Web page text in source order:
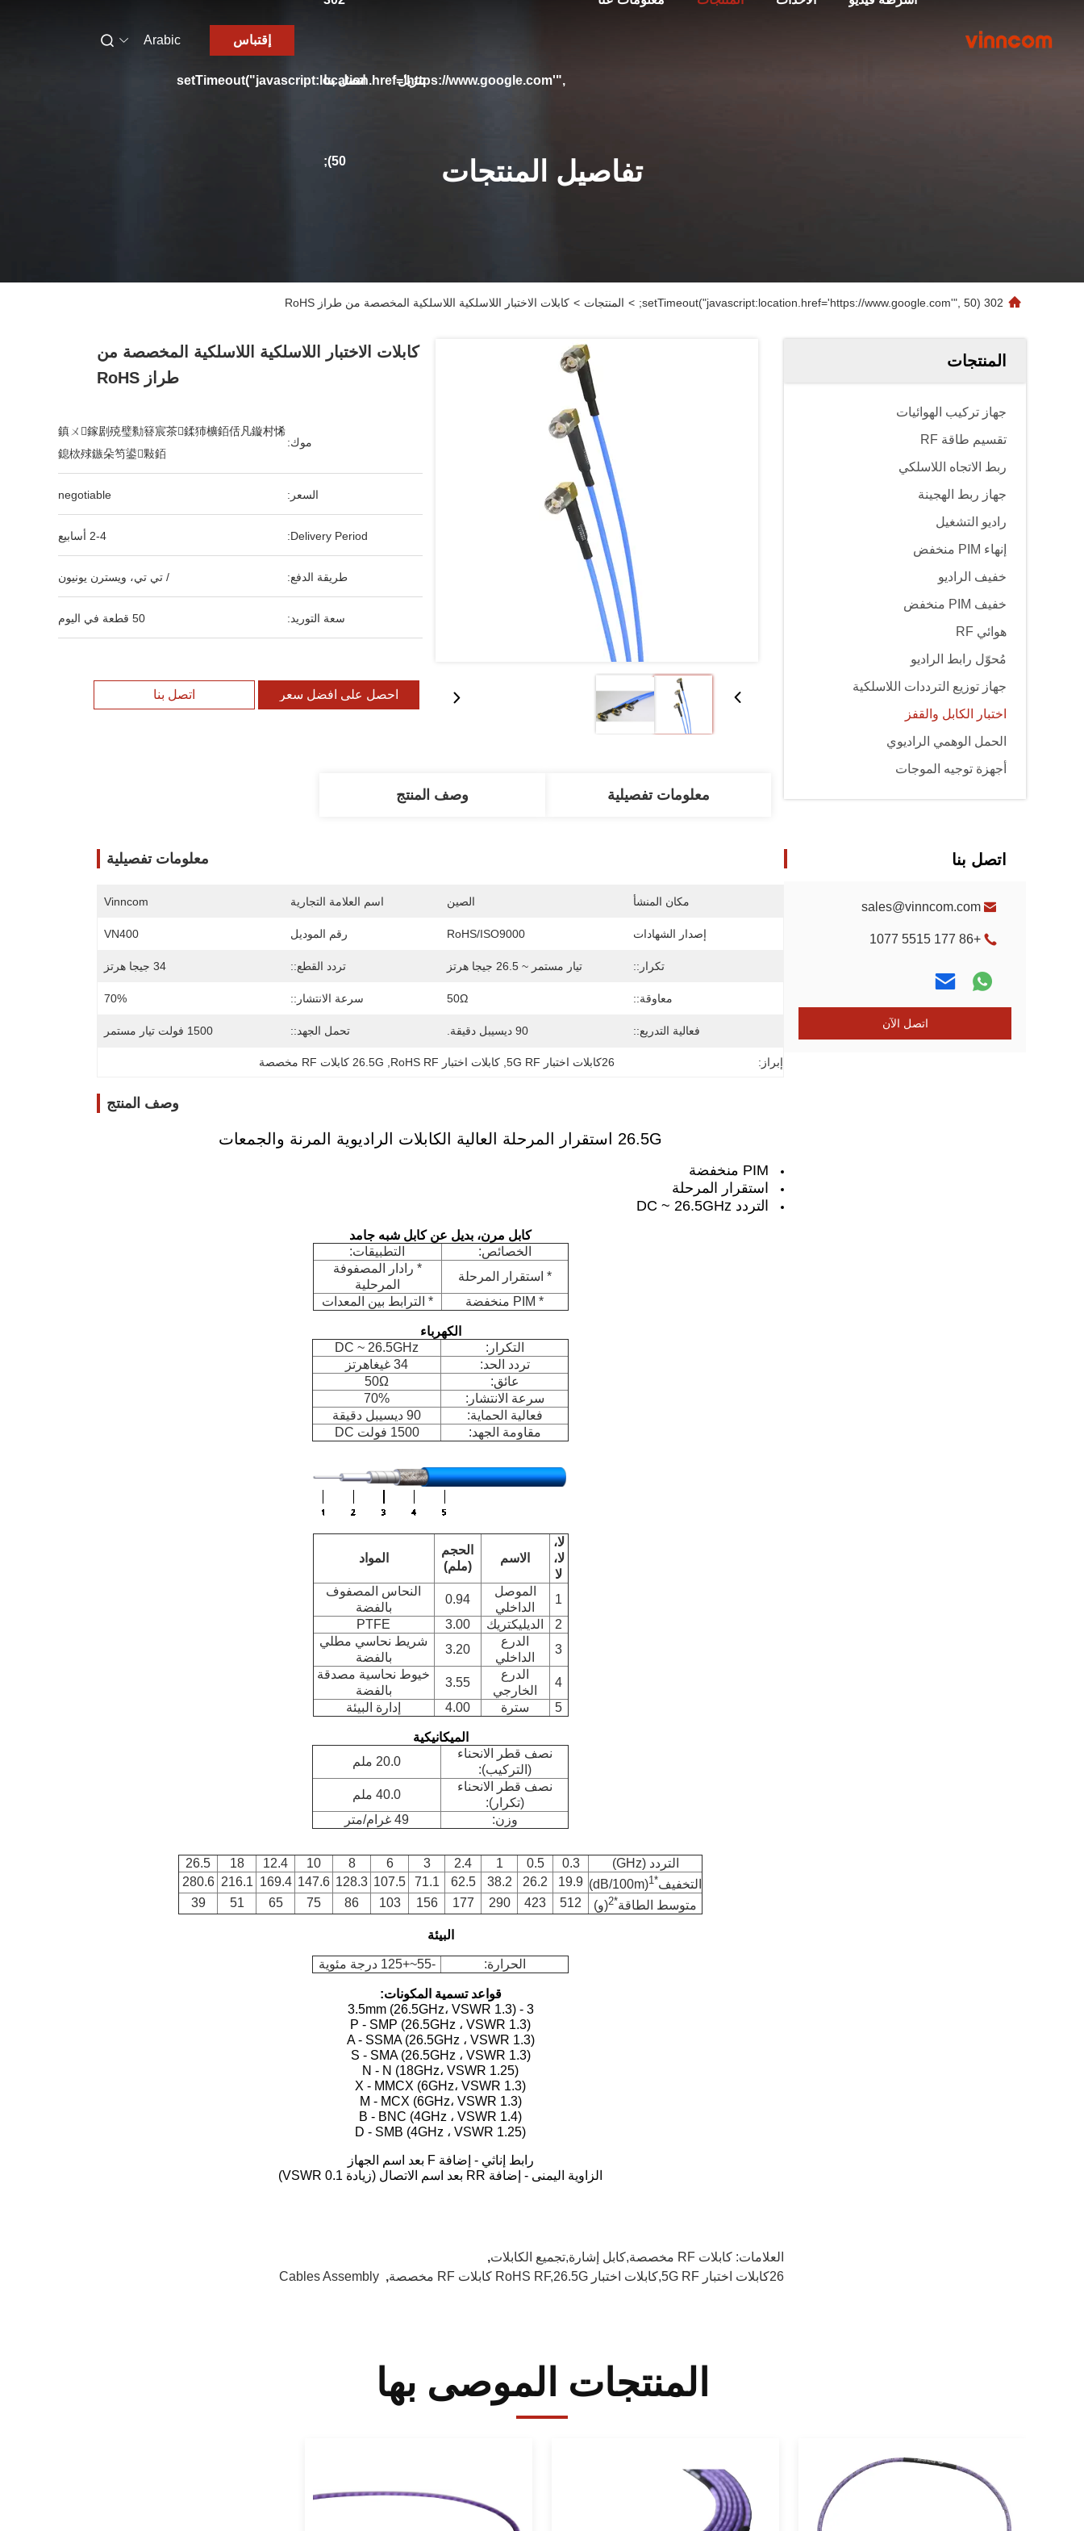
setTimeout("javascript:location.href='https://www.google.com'",
50);
اتصل بنا تنزيل
إقتباس Arabic
تفاصيل المنتجات
302 setTimeout("javascript:location.href='https://www.google.com'", 50);
> المنتجات > كابلات الاختبار اللاسلكية اللاسلكية المخصصة من طراز RoHS
المنتجات
جهاز تركيب الهوائيات
تقسيم طاقة RF
ربط الاتجاه اللاسلكي
جهاز ربط الهجينة
راديو التشغيل
إنهاء PIM منخفض
خفيف الراديو
خفيف PIM منخفض
هوائي RF
مُحوّل رابط الراديو
جهاز توزيع الترددات اللاسلكية
اختبار الكابل والقفز
الحمل الوهمي الراديوي
أجهزة توجيه الموجات
اتصل بنا
sales@vinncom.com
+86 177 5515 1077
اتصل الآن
كابلات الاختبار اللاسلكية اللاسلكية المخصصة من
طراز RoHS
موك:
鎮ㄨ鎵剧殑璧勬簮宸茶鍒犻櫎銆佸凡鏇村悕
鎴栨殏鏃朵笉鍙敤銆
السعر: negotiable
Delivery Period: 2-4 أسابيع
طريقة الدفع: / تي تي، ويسترن يونيون
سعة التوريد: 50 قطعة في اليوم
احصل على افضل سعر اتصل بنا
معلومات تفصيلية وصف المنتج
معلومات تفصيلية
مكان المنشأ الصين اسم العلامة التجارية Vinncom
إصدار الشهادات RoHS/ISO9000 رقم الموديل VN400
تكرار:: تيار مستمر ~ 26.5 جيجا هرتز تردد القطع:: 34 جيجا هرتز
معاوقة:: 50Ω سرعة الانتشار:: 70%
فعالية التدريع:: 90 ديسيبل دقيقة. تحمل الجهد:: 1500 فولت تيار مستمر
إبراز: 26كابلات اختبار 5G RF , كابلات اختبار RoHS RF 26.5G كابلات RF مخصصة
وصف المنتج
26.5G استقرار المرحلة العالية الكابلات الراديوية المرنة والجمعات
PIM منخفضة
استقرار المرحلة
التردد DC ~ 26.5GHz
كابل مرن، بديل عن كابل شبه جامد
الخصائص:
التطبيقات:
* استقرار المرحلة
* رادار المصفوفة
المرحلية
* PIM منخفضة
* الترابط بين المعدات
الكهرباء
التكرار:
DC ~ 26.5GHz
تردد الحد:
34 غيغاهرتز
عائق:
50Ω
سرعة الانتشار:
70%
فعالية الحماية:
90 ديسيبل دقيقة
مقاومة الجهد:
1500 فولت DC
لا،
لا،
لا
الاسم
الحجم
(ملم)
المواد
1
الموصل
الداخلي
0.94
النحاس المصفوف
بالفضة
2
الديليكتريك 3.00
PTFE
3
الدرع
الداخلي
3.20
شريط نحاسي مطلي
بالفضة
4
الدرع
الخارجي
3.55
خيوط نحاسية مصدقة
بالفضة
5
سترة 4.00 إدارة البيئة
الميكانيكية
نصف قطر الانحناء
(التركيب):
20.0 ملم
نصف قطر الانحناء
(تكرار):
40.0 ملم
وزن:
49 غرام/متر
التردد (GHz) 0.3
0.5
1
2.4
3
6
8
10
12.4
18
26.5
التخفيف*
1
(dB/100m)
19.9
26.2
38.2
62.5
71.1
107.5
128.3
147.6
169.4
216.1
280.6
متوسط الطاقة*
2(و) 512
423
290
177
156
103
86
75
65
51
39
البيئة
الحرارة: -55~+125 درجة مئوية
قواعد تسمية المكونات:
3 - 3.5mm (26.5GHz، VSWR 1.3)
P - SMP (26.5GHz ، VSWR 1.3)
A - SSMA (26.5GHz ، VSWR 1.3)
S - SMA (26.5GHz ، VSWR 1.3)
N - N (18GHz، VSWR 1.25)
X - MMCX (6GHz، VSWR 1.3)
M - MCX (6GHz، VSWR 1.3)
B - BNC (4GHz ، VSWR 1.4)
D - SMB (4GHz ، VSWR 1.25)
رابط إناثي - إضافة F بعد اسم الجهاز
الزاوية اليمنى - إضافة RR بعد اسم الاتصال (زيادة VSWR 0.1)
العلامات: كابلات RF مخصصة,كابل إشارة,تجميع الكابلات
,
26كابلات اختبار 5G RF,كابلات اختبار RoHS RF,26.5G كابلات RF مخصصة
,
Cables Assembly
المنتجات الموصى بها